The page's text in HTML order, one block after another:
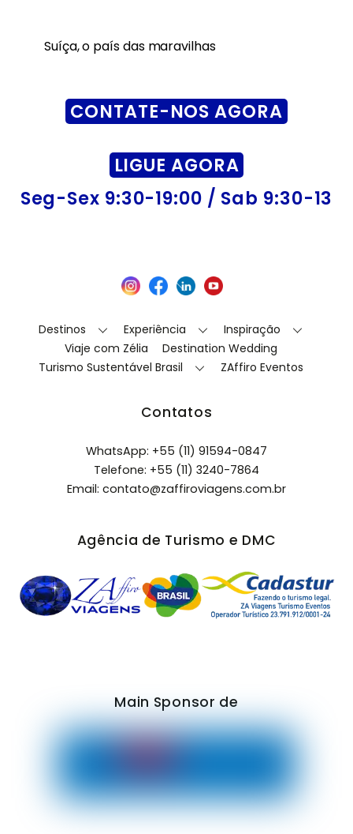
Suíça, o país das maravilhas
CONTATE-NOS AGORA
LIGUE AGORA
Seg-Sex 9:30-19:00 / Sab 9:30-13
Back
InstagramFacebook
LinkedInYouTube
Destinos Experiência
Inspiração
Viaje com Zélia
Destination Wedding
Turismo Sustentável Brasil
ZAffiro Eventos
Contatos
WhatsApp: +55 (11) 91594-0847
Telefone: +55 (11) 3240-7864
Email: contato@zaffiroviagens.com.br
Agência de Turismo e DMC
Main Sponsor de